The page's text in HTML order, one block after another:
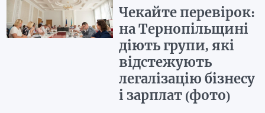
Чекайте перевірок:
на Тернопільщині
діють групи, які
відстежують
легалізацію бізнесу
і зарплат (фото)